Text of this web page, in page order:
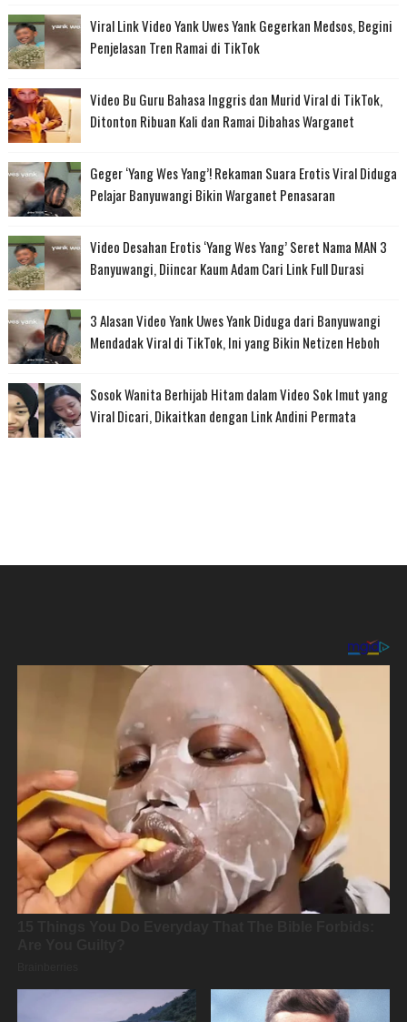
Viral Link Video Yank Uwes Yank Gegerkan Medsos, Begini
Penjelasan Tren Ramai di TikTok
Video Bu Guru Bahasa Inggris dan Murid Viral di TikTok,
Ditonton Ribuan Kali dan Ramai Dibahas Warganet
Geger ‘Yang Wes Yang’! Rekaman Suara Erotis Viral Diduga
Pelajar Banyuwangi Bikin Warganet Penasaran
Video Desahan Erotis ‘Yang Wes Yang’ Seret Nama MAN 3
Banyuwangi, Diincar Kaum Adam Cari Link Full Durasi
3 Alasan Video Yank Uwes Yank Diduga dari Banyuwangi
Mendadak Viral di TikTok, Ini yang Bikin Netizen Heboh
Sosok Wanita Berhijab Hitam dalam Video Sok Imut yang
Viral Dicari, Dikaitkan dengan Link Andini Permata